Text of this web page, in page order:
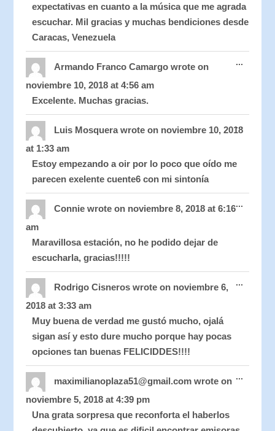
expectativas en cuanto a la música que me agrada
escuchar. Mil gracias y muchas bendiciones desde
Caracas, Venezuela
Armando Franco Camargowrote on
noviembre 10, 2018 at 4:56 am
Excelente. Muchas gracias.
...this
Luis Mosquerawrote on noviembre 10, 2018
at 1:33 am
Estoy empezando a oir por lo poco que oído me
parecen exelente cuente6 con mi sintonía
...this
Conniewrote on noviembre 8, 2018 at 6:16
am
Maravillosa estación, no he podido dejar de
escucharla, gracias!!!!!
...this
Rodrigo Cisneroswrote on noviembre 6,
2018 at 3:33 am
Muy buena de verdad me gustó mucho, ojalá
sigan así y esto dure mucho porque hay pocas
opciones tan buenas FELICIDDES!!!!
...this
maximilianoplaza51@gmail.comwrote on
noviembre 5, 2018 at 4:39 pm
Una grata sorpresa que reconforta el haberlos
...this